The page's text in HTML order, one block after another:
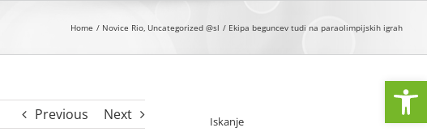
Home Novice Rio Uncategorized @sl Ekipa beguncev tudi na paraolimpijskih igrah
Previous Next Iskanje